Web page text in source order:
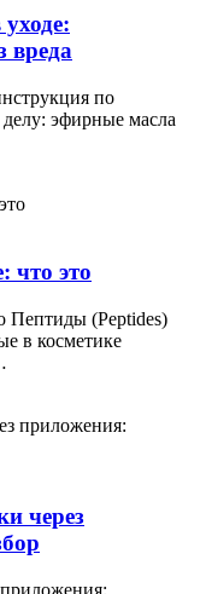
вреда
по
эфирные масла
что это
Пептиды (Peptides)
в косметике
через
приложения: